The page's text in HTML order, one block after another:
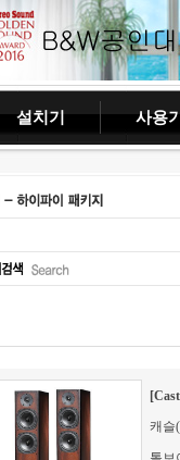
설치기 사용
캐슬